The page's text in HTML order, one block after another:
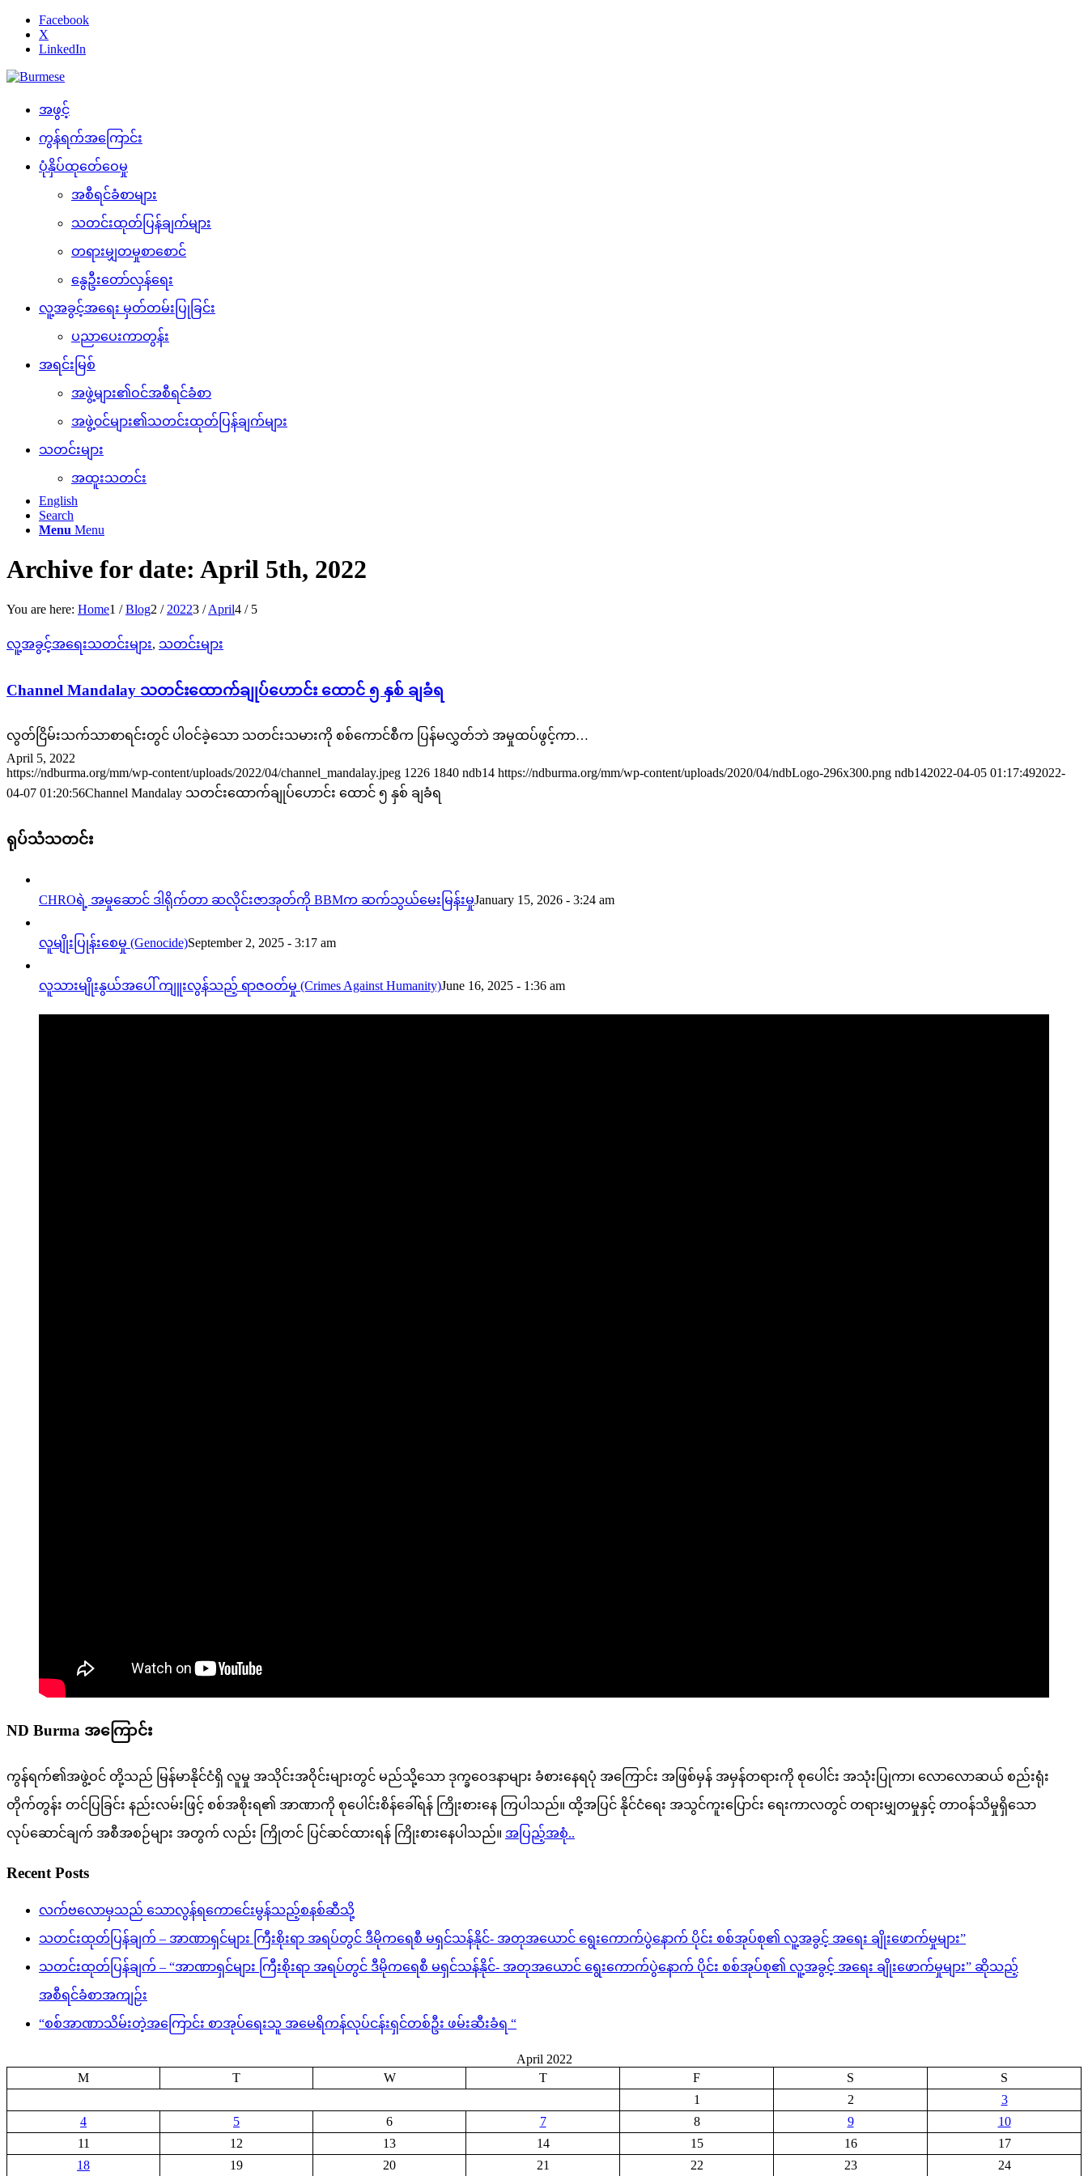
Facebook
X
LinkedIn
အဖွင့်
ကွန်ရက်အကြောင်း
ပုံနှိပ်ထုတ်ေဝေမှု
အစီရင်ခံစာများ
သတင်းထုတ်ပြန်ချက်များ
တရားမျှတမှုစာစောင်
နွေဦးတော်လှန်ရေး
လူ့အခွင့်အရေး မှတ်တမ်းပြုခြင်း
ပညာပေးကာတွန်း
အရင်းမြစ်
အဖွဲ့များ၏ဝင်အစီရင်ခံစာ
အဖွဲ့၀င်များ၏သတင်းထုတ်ပြန်ချက်များ
သတင်းများ
အထူးသတင်း
English
Search
Menu Menu
Archive for date: April 5th, 2022
You are here: Home1 / Blog2 / 20223 / April4 / 5
လူ့အခွင့်အရေးသတင်းများ, သတင်းများ
Channel Mandalay သတင်းထောက်ချုပ်ဟောင်း ထောင် ၅ နှစ် ချခံရ
လွတ်ငြိမ်းသက်သာစာရင်းတွင် ပါဝင်ခဲ့သော သတင်းသမားကို စစ်ကောင်စီက ပြန်မလွှတ်ဘဲ အမှုထပ်ဖွင့်ကာ…
April 5, 2022
https://ndburma.org/mm/wp-content/uploads/2022/04/channel_mandalay.jpeg 1226 1840 ndb14 https://ndburma.org/mm/wp-content/uploads/2020/04/ndbLogo-296x300.png ndb142022-04-05 01:17:492022-
04-07 01:20:56Channel Mandalay သတင်းထောက်ချုပ်ဟောင်း ထောင် ၅ နှစ် ချခံရ
ရုပ်သံသတင်း
CHROရဲ့ အမှုဆောင် ဒါရိုက်တာ ဆလိုင်းဇာအုတ်ကို BBMက ဆက်သွယ်မေးမြန်းမှုJanuary 15, 2026 - 3:24 am
လူမျိုးပြုန်းစေမှု (Genocide)September 2, 2025 - 3:17 am
လူသားမျိုးနွယ်အပေါ် ကျူးလွန်သည့် ရာဇဝတ်မှု (Crimes Against Humanity)June 16, 2025 - 1:36 am
ND Burma အကြောင်း
ကွန်ရက်၏အဖွဲ့ဝင် တို့သည် မြန်မာနိုင်ငံရှိ လူမှု အသိုင်းအဝိုင်းများတွင် မည်သို့သော ဒုက္ခဝေဒနာများ ခံစားနေရပုံ အကြောင်း အဖြစ်မှန် အမှန်တရားကို စုပေါင်း အသုံးပြုကာ၊ လောလောဆယ် စည်းရုံး
တိုက်တွန်း တင်ပြခြင်း နည်းလမ်းဖြင့် စစ်အစိုးရ၏ အာဏာကို စုပေါင်းစိန်ခေါ်ရန် ကြိုးစားနေ ကြပါသည်။ ထို့အပြင် နိုင်ငံရေး အသွင်ကူးပြောင်း ရေးကာလတွင် တရားမျှတမှုနှင့် တာဝန်သိမှုရှိသော
လုပ်ဆောင်ချက် အစီအစဉ်များ အတွက် လည်း ကြိုတင် ပြင်ဆင်ထားရန် ကြိုးစားနေပါသည်။ အပြည့်အစုံ..
Recent Posts
လက်ဗလောမှသည် သောလွန်ရကောင်ေးမွန်သည့်စနစ်ဆီသို့
သတင်းထုတ်ပြန်ချက် – အာဏာရှင်များ ကြီးစိုးရာ အရပ်တွင် ဒီမိုကရေစီ မရှင်သန်နိုင်- အတုအယောင် ရွေးကောက်ပွဲနောက် ပိုင်း စစ်အုပ်စု၏ လူ့အခွင့် အရေး ချိုးဖောက်မှုများ”
သတင်းထုတ်ပြန်ချက် – “အာဏာရှင်များ ကြီးစိုးရာ အရပ်တွင် ဒီမိုကရေစီ မရှင်သန်နိုင်- အတုအယောင် ရွေးကောက်ပွဲနောက် ပိုင်း စစ်အုပ်စု၏ လူ့အခွင့် အရေး ချိုးဖောက်မှုများ” ဆိုသည့်
အစီရင်ခံစာအကျဉ်း
“စစ်အာဏာသိမ်းတဲ့အကြောင်း စာအုပ်ရေးသူ အမေရိကန်လုပ်ငန်းရှင်တစ်ဦး ဖမ်းဆီးခံရ “
April 2022
M
T W T F S
S
1
2
3
4
5 6 7 8 9
10
11
12 13 14 15 16
17
18
19 20 21 22 23 24